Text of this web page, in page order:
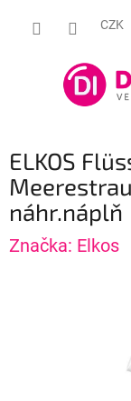
CZK
ELKOS
náhr.náplň
Značka: Elkos